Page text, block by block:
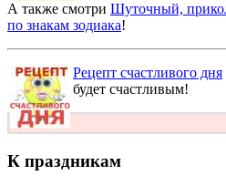
А также смотри Шуточный,
по знакам зодиака!
Рецепт счастливого дня
будет счастливым!
К праздникам